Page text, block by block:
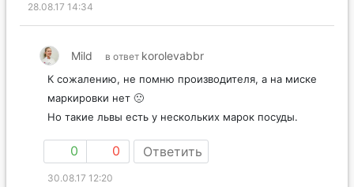
28.08.17 14:34
Mild в ответ korolevabbr
К сожалению, не помню производителя, а на миске
маркировки нет 🙁
Но такие львы есть у нескольких марок посуды.
0 0 Ответить
30.08.17 12:20